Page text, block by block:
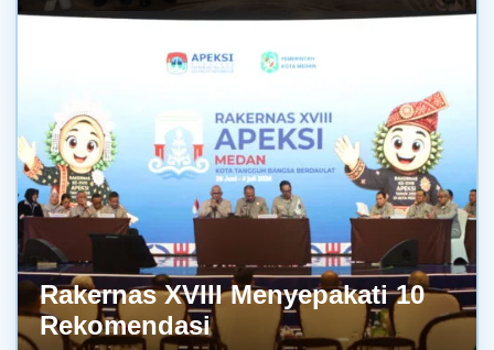
Rakernas XVIII Menyepakati 10
Rekomendasi